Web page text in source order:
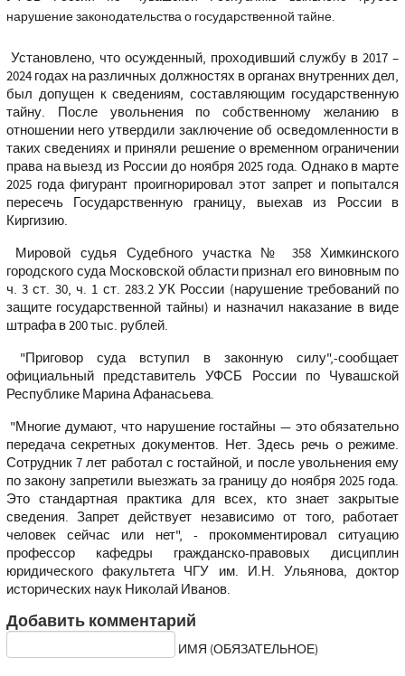
нарушение законодательства о государственной тайне.
Установлено, что осужденный, проходивший службу в 2017 –
2024 годах на различных должностях в органах внутренних дел,
был допущен к сведениям, составляющим государственную
тайну. После увольнения по собственному желанию в
отношении него утвердили заключение об осведомленности в
таких сведениях и приняли решение о временном ограничении
права на выезд из России до ноября 2025 года. Однако в марте
2025 года фигурант проигнорировал этот запрет и попытался
пересечь Государственную границу, выехав из России в
Киргизию.
Мировой судья Судебного участка № 358 Химкинского
городского суда Московской области признал его виновным по
ч. 3 ст. 30, ч. 1 ст. 283.2 УК России (нарушение требований по
защите государственной тайны) и назначил наказание в виде
штрафа в 200 тыс. рублей.
"Приговор суда вступил в законную силу",-сообщает
официальный представитель УФСБ России по Чувашской
Республике Марина Афанасьева.
"Многие думают, что нарушение гостайны — это обязательно
передача секретных документов. Нет. Здесь речь о режиме.
Сотрудник 7 лет работал с гостайной, и после увольнения ему
по закону запретили выезжать за границу до ноября 2025 года.
Это стандартная практика для всех, кто знает закрытые
сведения. Запрет действует независимо от того, работает
человек сейчас или нет", - прокомментировал ситуацию
профессор кафедры гражданско-правовых дисциплин
юридического факультета ЧГУ им. И.Н. Ульянова, доктор
исторических наук Николай Иванов.
Добавить комментарий
ИМЯ (ОБЯЗАТЕЛЬНОЕ)